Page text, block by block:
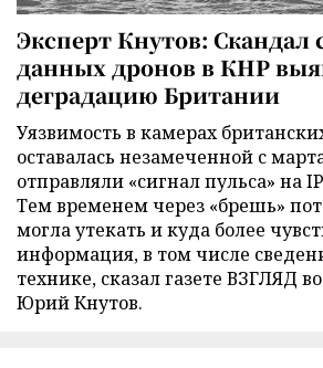
Эксперт Кнутов: Скандал
данных дронов в КНР
деградацию Британии
Уязвимость в камерах
оставалась незамеченной с
отправляли «сигнал пульса» на
Тем временем через «брешь»
могла утекать и куда более
информация, в том числе
технике, сказал газете ВЗГЛЯД
Юрий Кнутов.